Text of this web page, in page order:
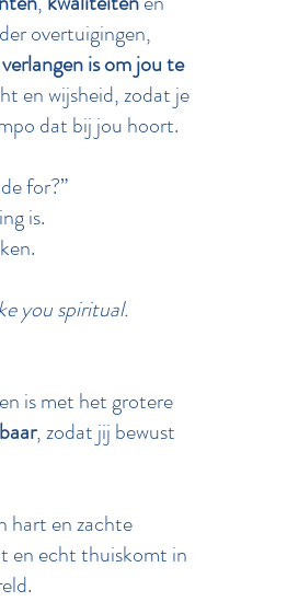
overtuigingen,
is om jou te
en wijsheid, zodat je
dat bij jou hoort.
for?”
is.
you spiritual.
is met het grotere
, zodat jij bewust
hart en zachte
en echt thuiskomt in